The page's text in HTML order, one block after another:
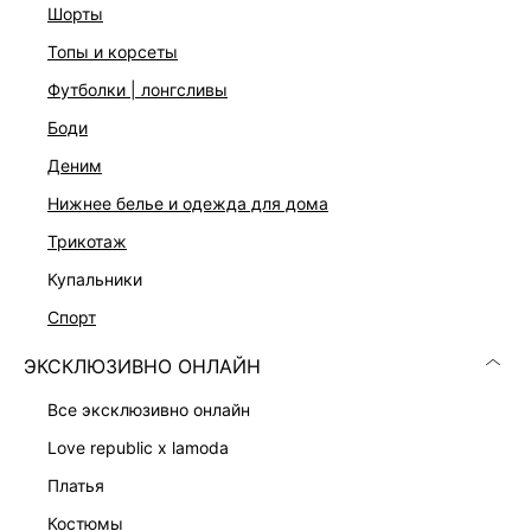
шорты
топы и корсеты
футболки | лонгсливы
боди
деним
нижнее белье и одежда для дома
трикотаж
купальники
спорт
ЭКСКЛЮЗИВНО ОНЛАЙН
все эксклюзивно онлайн
love republic x lamoda
платья
костюмы
На модели размер 42. Крой модели соответствует
стандартному размеру
Подробные условия доставки и возврата
Скачать
КАТАЛОГ
КОМПАНИЯ